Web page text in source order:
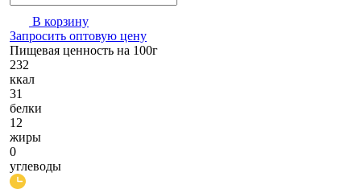
000₽.
В корзину
Запросить оптовую цену
Пищевая ценность на 100г
232
ккал
31
белки
12
жиры
0
углеводы